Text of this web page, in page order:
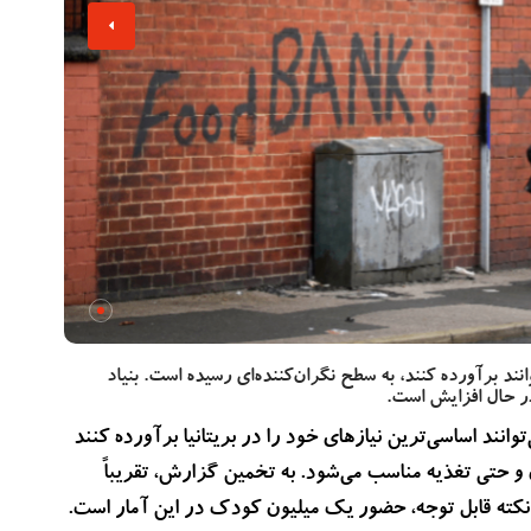
برآورده کنند، به سطح نگران‌کننده‌ای رسیده است. بنیاد
حال افزایش است.
اساسی‌ترین نیازهای خود را در بریتانیا برآورده کنند
حتی تغذیه مناسب می‌شود. به تخمین گزارش، تقریباً
نکته قابل توجه، حضور یک میلیون کودک در این آمار است.